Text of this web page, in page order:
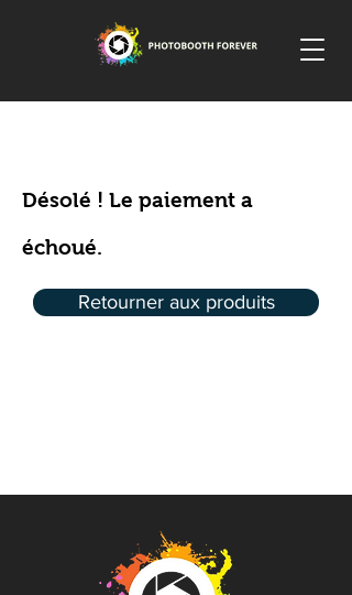
Désolé ! Le paiement a
échoué.
Retourner aux produits